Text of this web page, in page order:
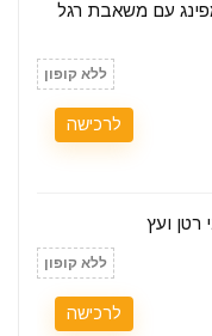
עם משאבת רגל
ללא קופון
לרכישה
רטן ועץ
ללא קופון
לרכישה